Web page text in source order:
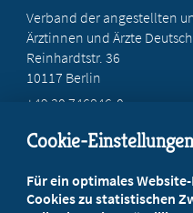
Verband der angestellten
Ärztinnen und Ärzte
Reinhardtstr. 36
10117 Berlin
+49 30 746846-0
info@marburger-bund.de
Beratung vor Ort
Cookie-
Für ein optimales
Cookies zu statistischen